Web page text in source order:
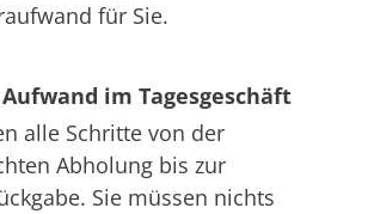
für Sie.
im Tagesgeschäft
alle Schritte von der
Abholung bis zur
Sie müssen nichts